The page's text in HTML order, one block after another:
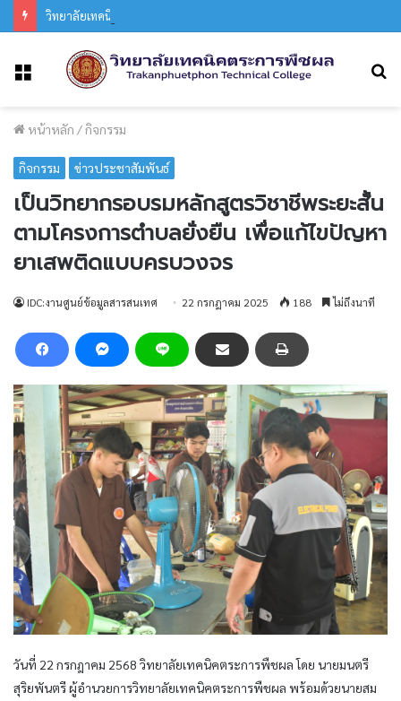
หน้าหลัก /กิจกรรม
กิจกรรม ข่าวประชาสัมพันธ์
เป็นวิทยากรอบรมหลักสูตรวิชาชีพระยะสั้น
ตามโครงการตำบลยั่งยืน เพื่อแก้ไขปัญหา
ยาเสพติดแบบครบวงจร
IDC:งานศูนย์ข้อมูลสารสนเทศ 22 กรกฎาคม 2025 188 ไม่ถึงนาที
วันที่ 22 กรกฎาคม 2568 วิทยาลัยเทคนิคตระการพืชผล โดย นายมนตรี
สุริยพันตรี ผู้อำนวยการวิทยาลัยเทคนิคตระการพืชผล พร้อมด้วยนายสม